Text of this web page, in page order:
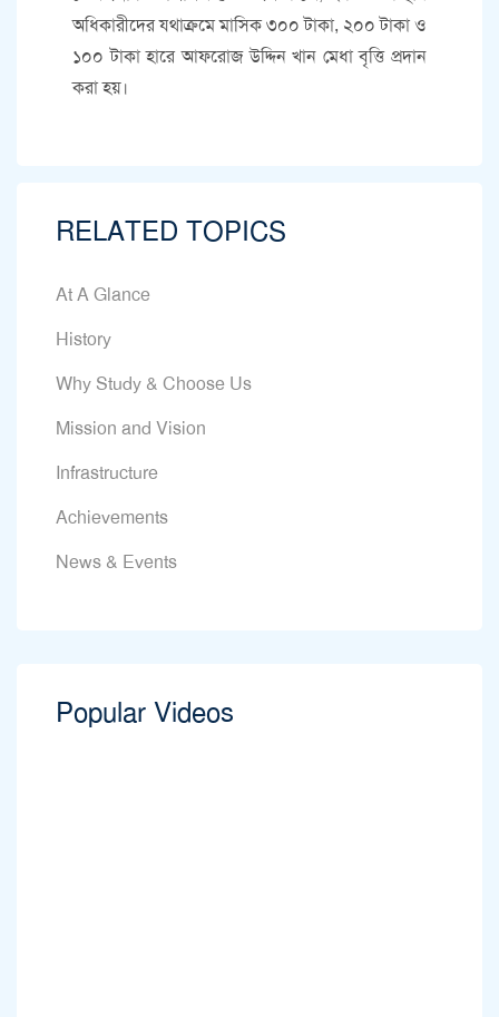
অধিকারীদের যথাক্রমে মাসিক ৩০০ টাকা, ২০০ টাকা ও
১০০ টাকা হারে আফরোজ উদ্দিন খান মেধা বৃত্তি প্রদান
করা হয়।
RELATED TOPICS
At A Glance
History
Why Study & Choose Us
Mission and Vision
Infrastructure
Achievements
News & Events
Popular Videos